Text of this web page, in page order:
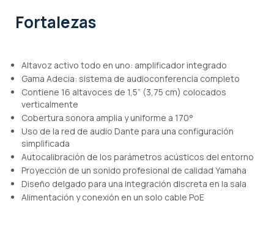
Fortalezas
Altavoz activo todo en uno: amplificador integrado
Gama Adecia: sistema de audioconferencia completo
Contiene 16 altavoces de 1,5” (3,75 cm) colocados
verticalmente
Cobertura sonora amplia y uniforme a 170°
Uso de la red de audio Dante para una configuración
simplificada
Autocalibración de los parámetros acústicos del entorno
Proyección de un sonido profesional de calidad Yamaha
Diseño delgado para una integración discreta en la sala
Alimentación y conexión en un solo cable PoE